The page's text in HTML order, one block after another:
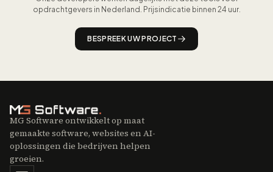
biedt headless een architectureel veiligere basis.
opdrachtgevers in Nederland. Prijsindicatie binnen 24 uur.
BESPREEK UW PROJECT
MG Software ontwikkelt op maat
gemaakte software, websites en AI-
oplossingen die bedrijven helpen
groeien.